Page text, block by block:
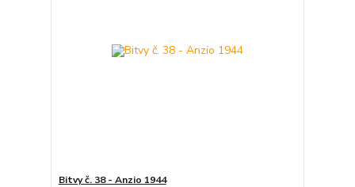
Bitvy č. 38 - Anzio 1944